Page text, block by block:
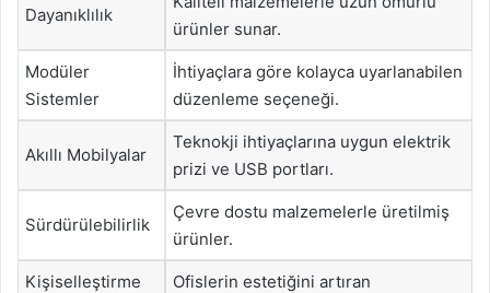
Dayanıklılık
ürünler sunar.
Modüler
Sistemler
İhtiyaçlara göre kolayca uyarlanabilen
düzenleme seçeneği.
Akıllı Mobilyalar
Teknokji ihtiyaçlarına uygun elektrik
prizi ve USB portları.
Sürdürülebilirlik
Çevre dostu malzemelerle üretilmiş
ürünler.
Kişiselleştirme
Ofislerin estetiğini artıran